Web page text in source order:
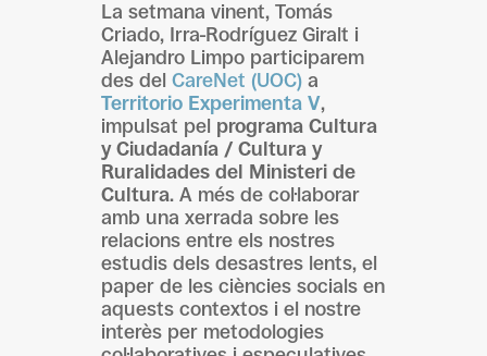
La setmana vinent, Tomás
Criado, Irra-Rodríguez Giralt i
Alejandro Limpo participarem
des del CareNet (UOC)a
Territorio Experimenta V,
impulsat pel programa Cultura
y Ciudadanía / Cultura y
Ruralidades del Ministeri de
Cultura. A més de col·laborar
amb una xerrada sobre les
relacions entre els nostres
estudis dels desastres lents, el
paper de les ciències socials en
aquests contextos i el nostre
interès per metodologies